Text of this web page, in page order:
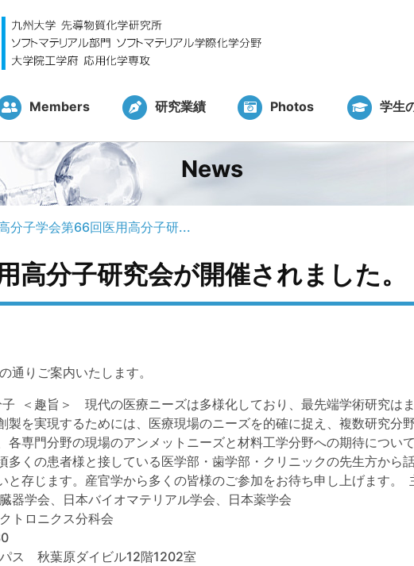
Members 研究業績 Photos 学生
News
分子学会第66回医用高分子研...
高分子研究会が開催されました。
通りご案内いたします。
＜趣旨＞ 現代の医療ニーズは多様化しており、最先端学術研究は
製を実現するためには、医療現場のニーズを的確に捉え、複数研究分
専門分野の現場のアンメットニーズと材料工学分野への期待につい
多くの患者様と接している医学部・歯学部・クリニックの先生方から
と存じます。産官学から多くの皆様のご参加をお待ち申し上げます
学会、日本バイオマテリアル学会、日本薬学会
ロニクス分科会
ス 秋葉原ダイビル12階1202室